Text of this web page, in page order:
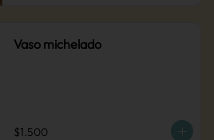
Vaso michelado
$1.500